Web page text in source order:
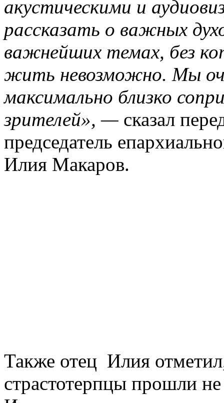
акустическими и
рассказать о важных
важнейших темах, без
жить невозможно. Мы
максимально близко
зрителей», — сказал
председатель
Илия Макаров.
Также отец Илия
страстотерпцы прошли